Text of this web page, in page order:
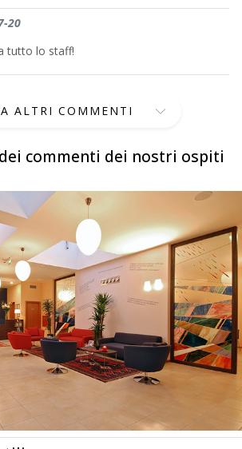
commenti dei nostri ospiti
20
tutto lo staff!
ALTRI COMMENTI